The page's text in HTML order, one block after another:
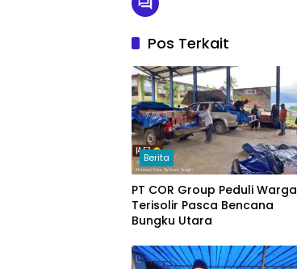
Pos Terkait
Berita
PT COR Group Peduli Warga
Terisolir Pasca Bencana
Bungku Utara